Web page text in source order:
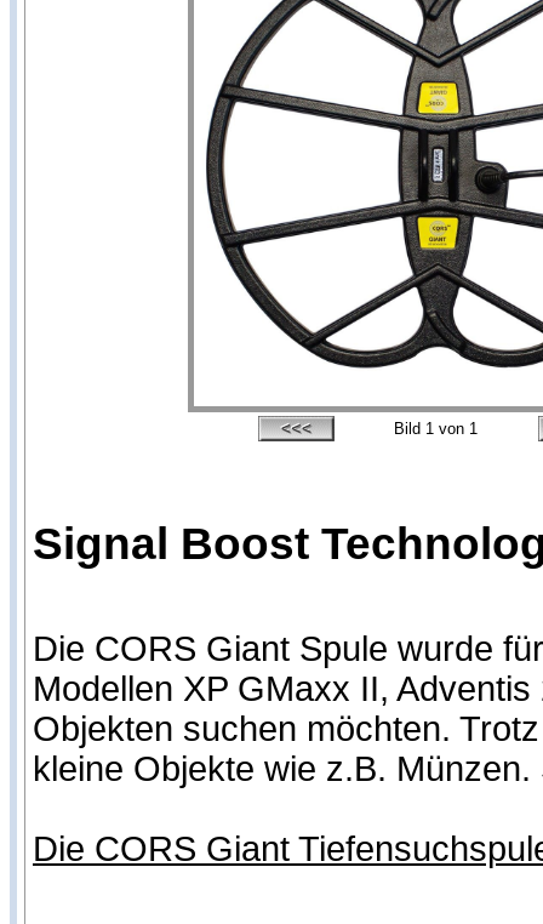
Bild 1 von 1
Signal Boost
Die CORS Giant Spule wurde
Modellen XP GMaxx II,
Objekten suchen möchten.
kleine Objekte wie z.B.
Die CORS Giant